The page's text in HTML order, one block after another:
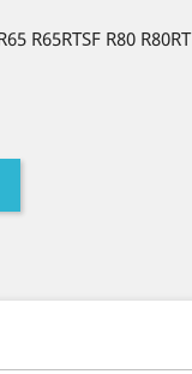
R65RTSF R80 R80RT